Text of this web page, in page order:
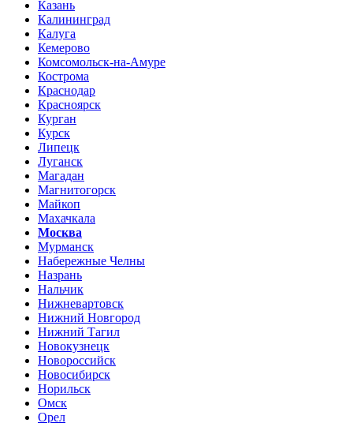
Казань
Калининград
Калуга
Кемерово
Комсомольск-на-Амуре
Кострома
Краснодар
Красноярск
Курган
Курск
Липецк
Луганск
Магадан
Магнитогорск
Майкоп
Махачкала
Москва
Мурманск
Набережные Челны
Назрань
Нальчик
Нижневартовск
Нижний Новгород
Нижний Тагил
Новокузнецк
Новороссийск
Новосибирск
Норильск
Омск
Орел